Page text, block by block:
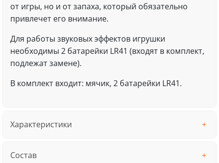
от игры, но и от запаха, который обязательно
привлечет его внимание.
Для работы звуковых эффектов игрушки
необходимы 2 батарейки LR41 (входят в комплект,
подлежат замене).
В комплект входит: мячик, 2 батарейки LR41.
Характеристики
Состав